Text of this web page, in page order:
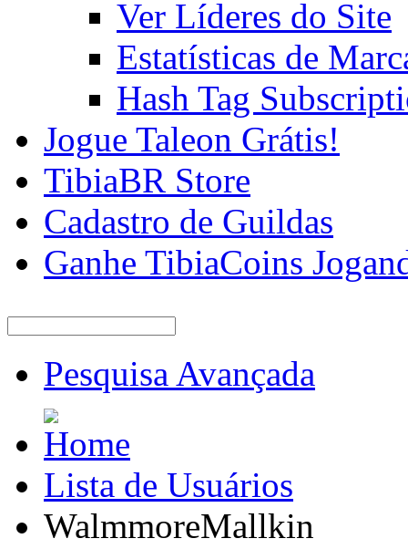
Ver Líderes do Site
Estatísticas de
Hash Tag
Jogue Taleon Grátis!
TibiaBR Store
Cadastro de Guildas
Ganhe TibiaCoins
Pesquisa Avançada
Lista de Usuários
WalmmoreMallkin